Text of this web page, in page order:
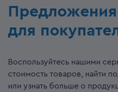
Предложения
для
Воспользуйтесь нашими
стоимость товаров, найти
или узнать больше о